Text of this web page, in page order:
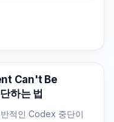
Can't Be
하는 법
적인 Codex 중단이